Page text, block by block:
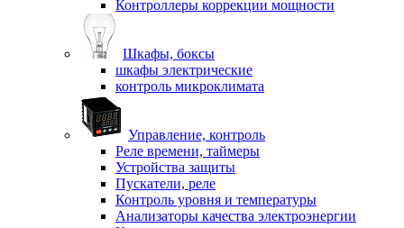
Контроллеры коррекции мощности
Шкафы, боксы
шкафы электрические
контроль микроклимата
Управление, контроль
Реле времени, таймеры
Устройства защиты
Пускатели, реле
Контроль уровня и температуры
Анализаторы качества электроэнергии